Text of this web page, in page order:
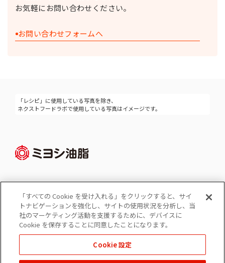
お気軽にお問い合わせください。
お問い合わせフォームへ
「レシピ」に使用している写真を除き、
ネクストフードラボで使用している写真はイメージです。
Cookie 設定
コーポレートサイト
個人情報の保護
ソーシャルメディアポリシー
「すべての Cookie を受け入れる」をクリックすると、サイ
トナビゲーションを強化し、サイトの使用状況を分析し、当
社のマーケティング活動を支援するために、デバイスに
Cookie を保存することに同意したことになります。
Cookie 設定